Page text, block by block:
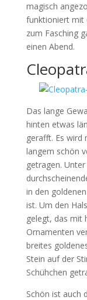
magisch
funktioniert mit
zum Fasching
einen Abend.
Das lange
hinten etwas
gerafft. Es
langem schön
getragen.
in den
ist. Um den
gelegt, das mit
Ornamenten
breites
Stein auf der
Schühchen
Schön ist auch